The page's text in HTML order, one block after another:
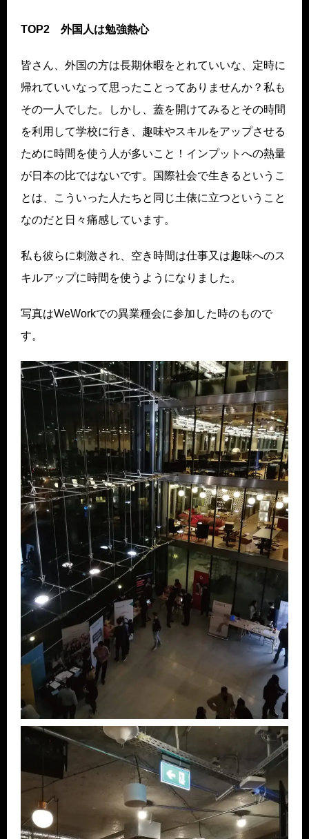
TOP2 外国人は勉強熱心
皆さん、外国の方は長期休暇をとれていいな、定時に
帰れていいなって思ったことってありませんか？私も
その一人でした。しかし、蓋を開けてみるとその時間
を利用して学校に行き、趣味やスキルをアップさせる
ために時間を使う人が多いこと！インプットへの熱量
が日本の比ではないです。国際社会で生きるというこ
とは、こういった人たちと同じ土俵に立つということ
なのだと日々痛感しています。
私も彼らに刺激され、空き時間は仕事又は趣味へのス
キルアップに時間を使うようになりました。
写真はWeWorkでの異業種会に参加した時のもので
す。